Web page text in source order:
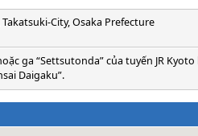
City, Osaka Prefecture
ga “Settsutonda” của tuyến JR
Daigaku”.